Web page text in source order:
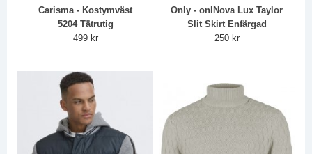
Carisma - Kostymväst
5204 Tätrutig
499 kr
Only - onlNova Lux Taylor
Slit Skirt Enfärgad
250 kr